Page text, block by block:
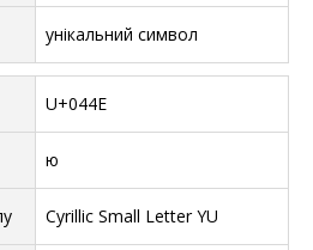
унікальний символ
U+044E
ю
Cyrillic Small Letter YU